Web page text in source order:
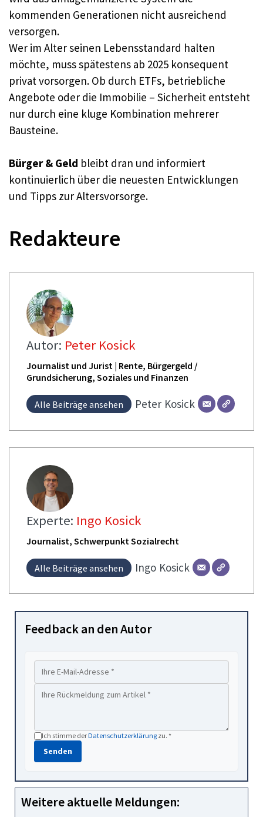
kommenden Generationen nicht ausreichend
versorgen.
Wer im Alter seinen Lebensstandard halten
möchte, muss spätestens ab 2025 konsequent
privat vorsorgen. Ob durch ETFs, betriebliche
Angebote oder die Immobilie – Sicherheit entsteht
nur durch eine kluge Kombination mehrerer
Bausteine.
Bürger & Geld bleibt dran und informiert
kontinuierlich über die neuesten Entwicklungen
und Tipps zur Altersvorsorge.
Redakteure
Autor: Peter Kosick
Journalist und Jurist | Rente, Bürgergeld /
Grundsicherung, Soziales und Finanzen
Alle Beiträge ansehen Peter Kosick
Experte: Ingo Kosick
Journalist, Schwerpunkt Sozialrecht
Alle Beiträge ansehen Ingo Kosick
Feedback an den Autor
Ich stimme derDatenschutzerklärung zu. *
Senden
Weitere aktuelle Meldungen: